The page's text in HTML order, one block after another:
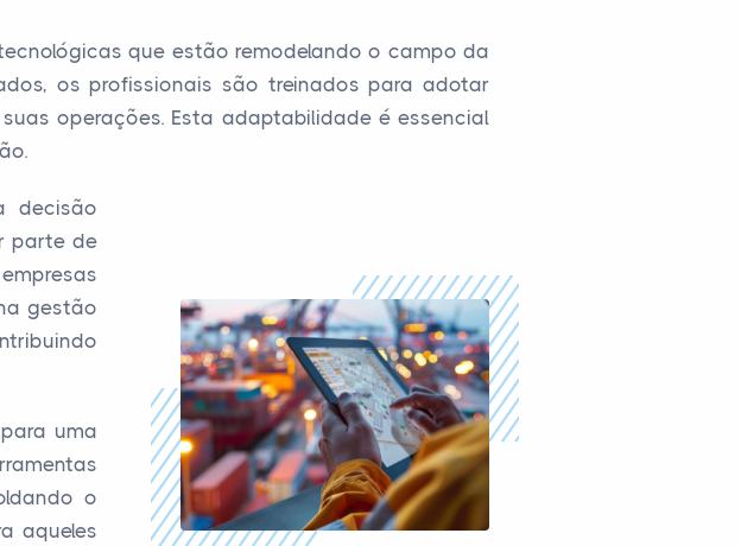
que estão remodelando o campo da
os profissionais são treinados para adotar
operações. Esta adaptabilidade é essencial
decisão
parte de
gestão
uma
o
aqueles